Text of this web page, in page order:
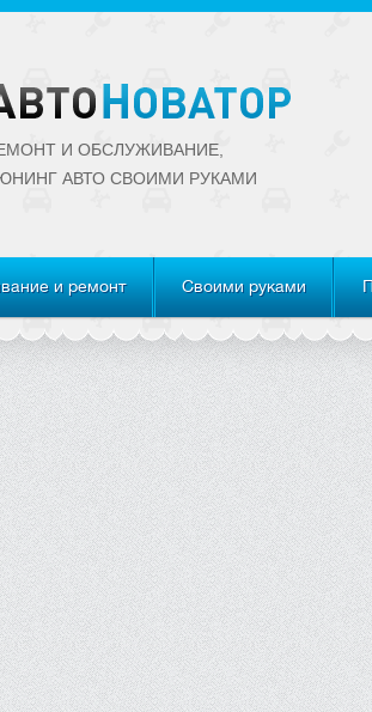
И ОБСЛУЖИВАНИЕ,
АВТО CВОИМИ РУКАМИ
и ремонт Своими руками